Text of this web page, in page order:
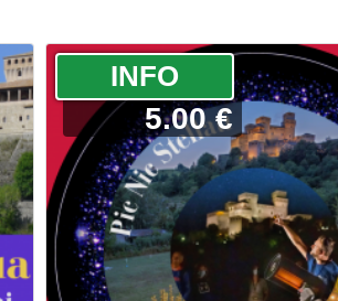
­INFO
5.00 €